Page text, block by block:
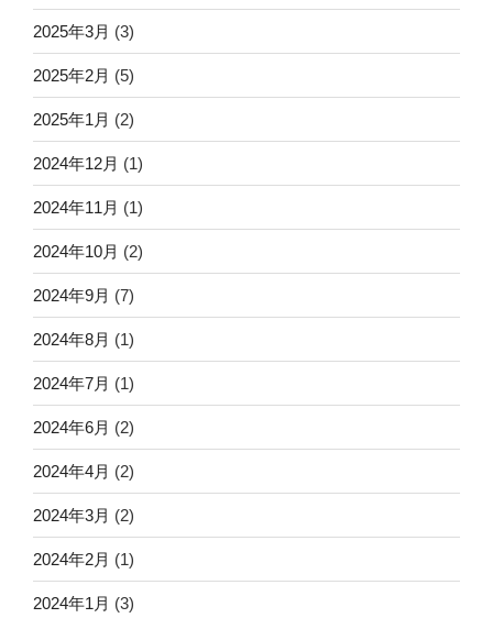
2025年3月 (3)
2025年2月 (5)
2025年1月 (2)
2024年12月 (1)
2024年11月 (1)
2024年10月 (2)
2024年9月 (7)
2024年8月 (1)
2024年7月 (1)
2024年6月 (2)
2024年4月 (2)
2024年3月 (2)
2024年2月 (1)
2024年1月 (3)